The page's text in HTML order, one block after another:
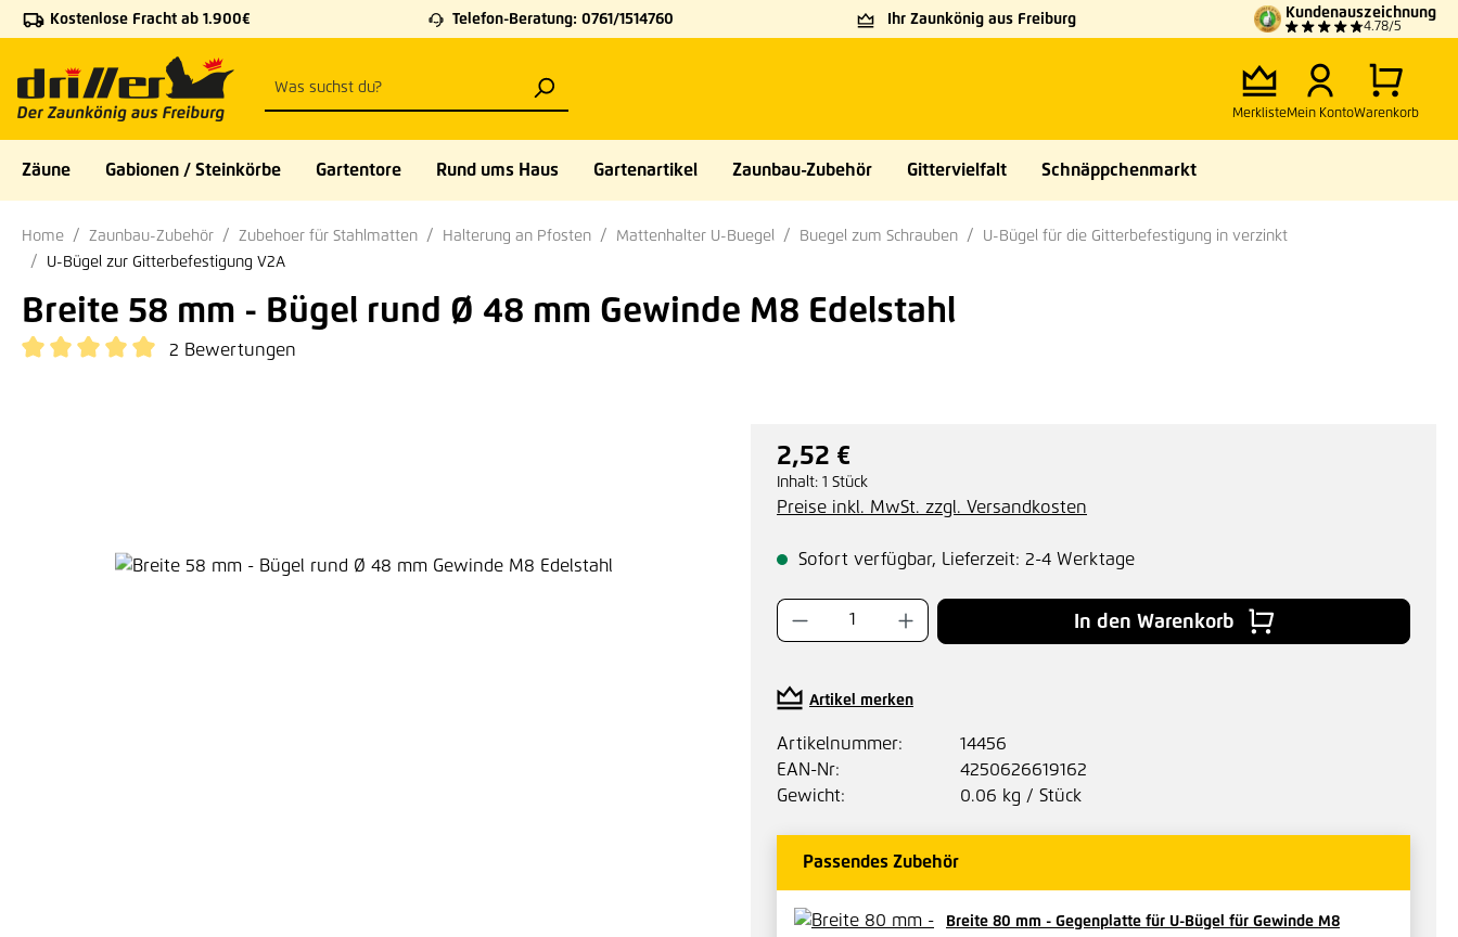
Hauptinhalt springen
Zur Suche springen
Zur Hauptnavigation springen
Kostenlose Fracht ab 1.900€ Telefon-Beratung: 0761/1514760 Ihr Zaunkönig aus Freiburg Kundenauszeichnung
4.78/5
MerklisteMein KontoWarenkorb
Zäune Gabionen / Steinkörbe Gartentore Rund ums Haus Gartenartikel Zaunbau-Zubehör Gittervielfalt Schnäppchenmarkt
Home Zaunbau-Zubehör Zubehoer für Stahlmatten Halterung an Pfosten Mattenhalter U-Buegel Buegel zum Schrauben
U-Bügel für die Gitterbefestigung in verzinkt
U-Bügel zur Gitterbefestigung V2A
Breite 58 mm - Bügel rund Ø 48 mm Gewinde M8 Edelstahl
2 Bewertungen
Bildergalerie überspringen
Regulärer Preis:
2,52 €
Inhalt: 1 Stück
Preise inkl. MwSt. zzgl. Versandkosten
Sofort verfügbar, Lieferzeit: 2-4 Werktage
Produkt Anzahl: Gib den gewünschten Wert ein oder
In den Warenkorb
Artikel merken
Artikelnummer:
14456
EAN-Nr:
4250626619162
Gewicht:
0.06 kg / Stück
Passendes Zubehör
Breite 80 mm - Gegenplatte für U-Bügel für Gewinde M8